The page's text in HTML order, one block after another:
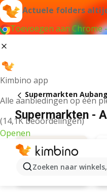
Actuele folders
Toevoegen aan Chrome
Kimbino app
Alle aanbiedingen op één
(14,1K beoordelingen)
Openen
Zoeken naar
Supermarkten
Supermarkten -